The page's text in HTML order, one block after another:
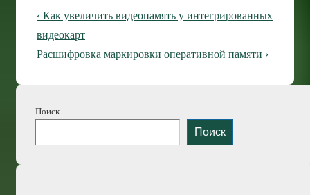
Навигация
по
записям
Предыдущая
запись
‹ Как увеличить видеопамять у интегрированных
видеокарт
Следующая
Расшифровка маркировки оперативной памяти ›
Поиск
Поиск